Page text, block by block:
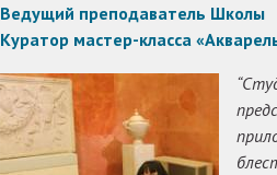
Ведущий преподаватель Школы
Куратор мастер-класса